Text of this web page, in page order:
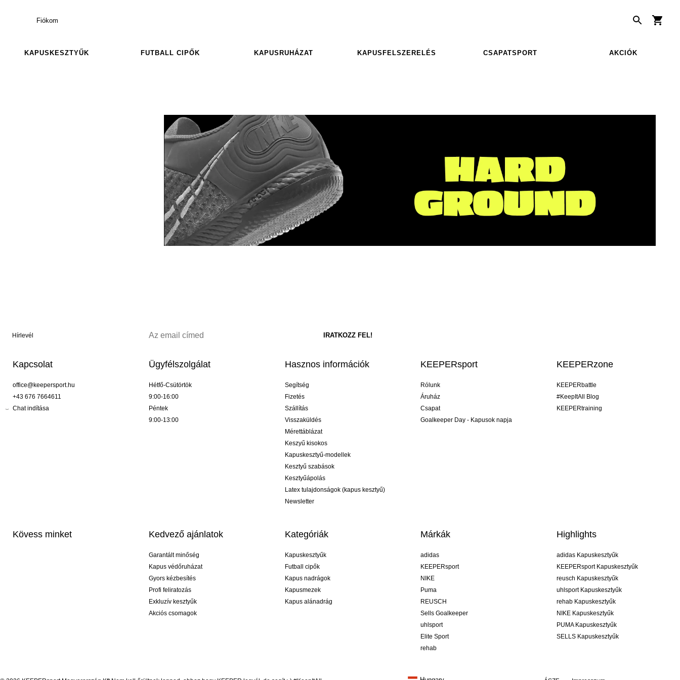
Fiókom
KAPUSKESZTYŰK FUTBALL CIPŐK KAPUSRUHÁZAT KAPUSFELSZERELÉS CSAPATSPORT AKCIÓK
Hírlevél
Kapcsolat
office@keepersport.hu
+43 676 7664611
Chat indítása
Ügyfélszolgálat
Hétfő-Csütörtök
9:00-16:00
Péntek
9:00-13:00
Hasznos információk
Segítség
Fizetés
Szállítás
Visszaküldés
Mérettáblázat
Keszyű kisokos
Kapuskesztyű-modellek
Kesztyű szabások
Kesztyűápolás
Latex tulajdonságok (kapus kesztyű)
Newsletter
KEEPERsport
Rólunk
Áruház
Csapat
Goalkeeper Day - Kapusok napja
KEEPERzone
KEEPERbattle
#KeepItAll Blog
KEEPERtraining
Kövess minket Kedvező ajánlatok
Garantált minőség
Kapus védőruházat
Gyors kézbesítés
Profi feliratozás
Exkluzív kesztyűk
Akciós csomagok
Kategóriák
Kapuskesztyűk
Futball cipők
Kapus nadrágok
Kapusmezek
Kapus alánadrág
Márkák
adidas
KEEPERsport
NIKE
Puma
REUSCH
Sells Goalkeeper
uhlsport
Elite Sport
rehab
Highlights
adidas Kapuskesztyűk
KEEPERsport Kapuskesztyűk
reusch Kapuskesztyűk
uhlsport Kapuskesztyűk
rehab Kapuskesztyűk
NIKE Kapuskesztyűk
PUMA Kapuskesztyűk
SELLS Kapuskesztyűk